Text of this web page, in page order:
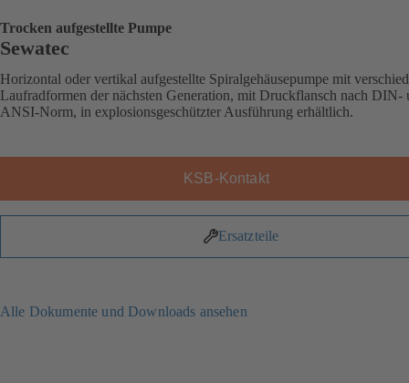
Trocken aufgestellte Pumpe
Sewatec
Horizontal oder vertikal aufgestellte Spiralgehäusepumpe mit
Laufradformen der nächsten Generation, mit Druckflansch nach DIN-
ANSI-Norm, in explosionsgeschützter Ausführung erhältlich.
KSB-Kontakt
Ersatzteile
Alle Dokumente und Downloads ansehen